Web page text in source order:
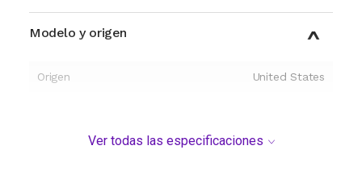
Modelo y origen
Origen United States
Ver todas las especificaciones